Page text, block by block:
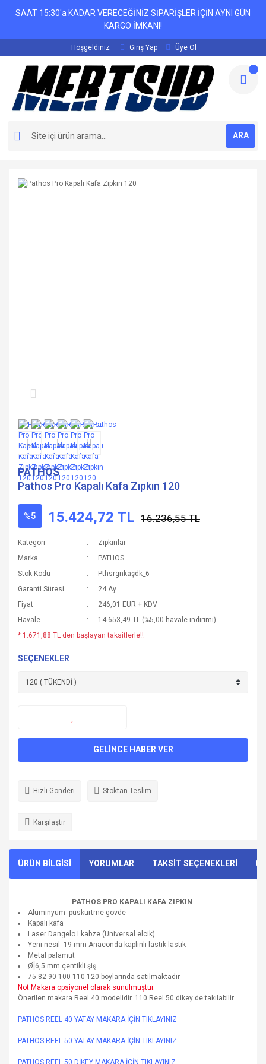
SAAT 15:30'a KADAR VERECEĞİNİZ SİPARİŞLER İÇİN AYNI GÜN
KARGO İMKANI!
Hoşgeldiniz Giriş Yap Üye Ol
ARA
PATHOS
Pathos Pro Kapalı Kafa Zıpkın 120
%5 15.424,72 TL 16.236,55 TL
Kategori
Zıpkınlar
Marka
PATHOS
Stok Kodu
Pthsrgnkaşdk_6
Garanti Süresi
24 Ay
Fiyat
246,01 EUR + KDV
Havale
14.653,49 TL (%5,00 havale indirimi)
* 1.671,88 TL den başlayan taksitlerle!!
SEÇENEKLER
GELİNCE HABER VER
Hızlı Gönderi Stoktan Teslim
Karşılaştır
ÜRÜN BİLGİSİ YORUMLAR TAKSİT SEÇENEKLERİ
PATHOS PRO KAPALI KAFA ZIPKIN
Alüminyum püskürtme gövde
Kapalı kafa
Laser Dangelo I kabze (Üniversal elcik)
Yeni nesil 19 mm Anaconda kaplinli lastik lastik
Metal palamut
Ø 6,5 mm çentikli şiş
75-82-90-100-110-120 boylarında satılmaktadır
Not:Makara opsiyonel olarak sunulmuştur.
Önerilen makara Reel 40 modelidir. 110 Reel 50 dikey de takılabilir.
PATHOS REEL 40 YATAY MAKARA İÇİN TIKLAYINIZ
PATHOS REEL 50 YATAY MAKARA İÇİN TIKLAYINIZ
PATHOS REEL 50 DİKEY MAKARA İÇİN TIKLAYINIZ